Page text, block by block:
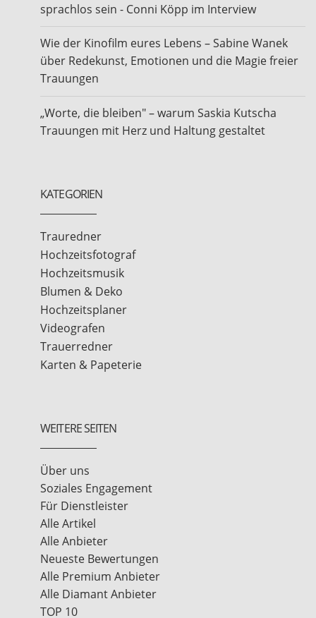
sprachlos sein - Conni Köpp im Interview
Wie der Kinofilm eures Lebens – Sabine Wanek
über Redekunst, Emotionen und die Magie freier
Trauungen
„Worte, die bleiben" – warum Saskia Kutscha
Trauungen mit Herz und Haltung gestaltet
KATEGORIEN
Trauredner
Hochzeitsfotograf
Hochzeitsmusik
Blumen & Deko
Hochzeitsplaner
Videografen
Trauerredner
Karten & Papeterie
WEITERE SEITEN
Über uns
Soziales Engagement
Für Dienstleister
Alle Artikel
Alle Anbieter
Neueste Bewertungen
Alle Premium Anbieter
Alle Diamant Anbieter
TOP 10